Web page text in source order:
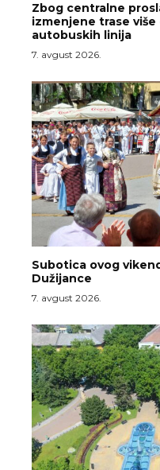
Zbog centralne
izmenjene trase
autobuskih linija
7. avgust 2026.
Subotica ovog
Dužijance
7. avgust 2026.